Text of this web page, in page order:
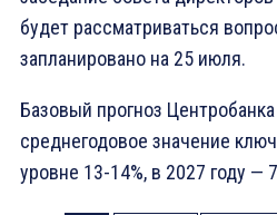
будет рассматриваться
запланировано на 25 июля.
Базовый прогноз
среднегодовое значение
уровне 13-14%, в 2027 году —